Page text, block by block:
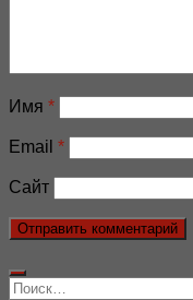
Имя *
Email *
Сайт
Найти: